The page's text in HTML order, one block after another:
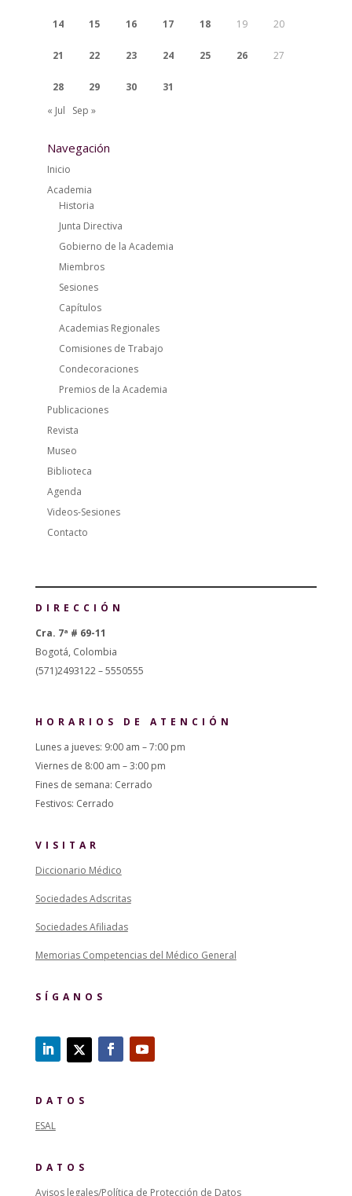
14 15 16 17 18 19 20
21 22 23 24 25 26 27
28 29 30
31
« Jul
Sep »
Navegación
Inicio
Academia
Historia
Junta Directiva
Gobierno de la Academia
Miembros
Sesiones
Capítulos
Academias Regionales
Comisiones de Trabajo
Condecoraciones
Premios de la Academia
Publicaciones
Revista
Museo
Biblioteca
Agenda
Videos-Sesiones
Contacto
DIRECCIÓN
Cra. 7ª # 69-11
Bogotá, Colombia
(571)2493122 – 5550555
HORARIOS DE ATENCIÓN
Lunes a jueves: 9:00 am – 7:00 pm
Viernes de 8:00 am – 3:00 pm
Fines de semana: Cerrado
Festivos: Cerrado
VISITAR
Diccionario Médico
Sociedades Adscritas
Sociedades Afiliadas
Memorias Competencias del Médico General
SÍGANOS
DATOS
ESAL
DATOS
Avisos legales/Política de Protección de Datos